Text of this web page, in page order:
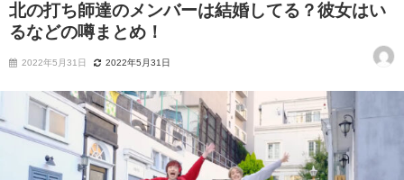
北の打ち師達のメンバーは結婚してる？彼女はい
るなどの噂まとめ！
2022年5月31日 2022年5月31日